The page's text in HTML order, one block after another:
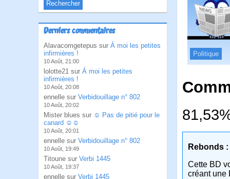
Derniers commentaires
Alavacomgetepus sur Á moi les petites
infirmières !
10 Août, 21:00
lolotte21 sur Á moi les petites
infirmières !
10 Août, 20:08
ennelle sur Verbidouillage n° 802
10 Août, 20:02
Mister blues sur ☺ Pas de pitié pour le
canard ☺☺
10 Août, 20:01
ennelle sur Verbidouillage n° 802
10 Août, 19:49
Titoune sur Verbi 1445
10 Août, 19:37
ennelle sur Verbi 1445
Politique
Rebonds :
Cette BD
créant une